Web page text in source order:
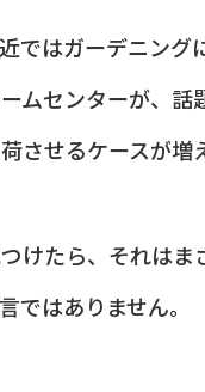
ではガーデニング
ムセンターが、話
させるケースが増
けたら、それはま
ではありません。